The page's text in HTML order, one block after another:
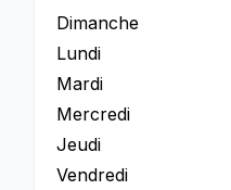
Dimanche
Lundi
Mardi
Mercredi
Jeudi
Vendredi